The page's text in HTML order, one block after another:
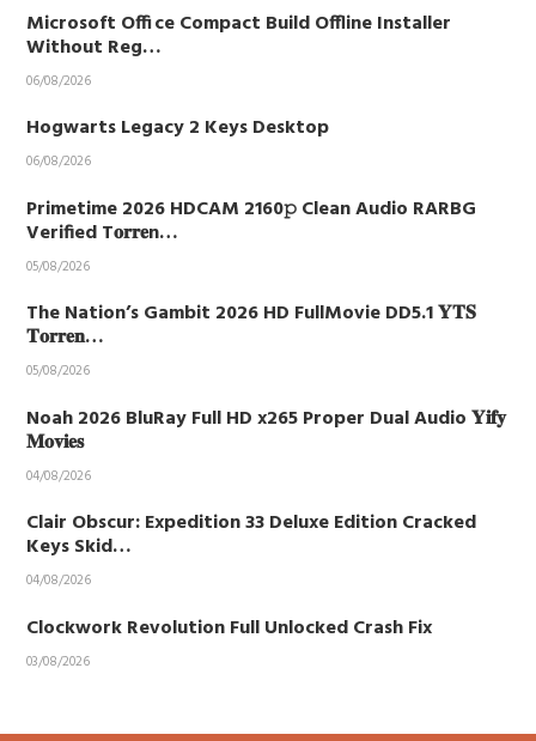
Microsoft Office Compact Build Offline Installer
Without Reg…
06/08/2026
Hogwarts Legacy 2 Keys Desktop
06/08/2026
Primetime 2026 HDCAM 2160𝚙 Clean Audio RARBG
Verified T𝐨𝐫𝐫𝐞n…
05/08/2026
The Nation’s Gambit 2026 HD FullMovie DD5.1 𝐘𝐓𝐒
𝐓𝐨𝐫𝐫𝐞𝐧…
05/08/2026
Noah 2026 BluRay Full HD x265 Proper Dual Audio 𝐘𝐢𝐟𝐲
𝐌𝐨𝐯𝐢𝐞𝐬
04/08/2026
Clair Obscur: Expedition 33 Deluxe Edition Cracked
Keys Skid…
04/08/2026
Clockwork Revolution Full Unlocked Crash Fix
03/08/2026